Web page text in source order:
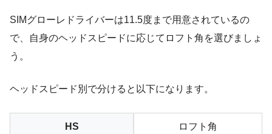
SIMグローレドライバーは11.5度まで用意されているの
で、自身のヘッドスピードに応じてロフト角を選びましょ
う。
ヘッドスピード別で分けると以下になります。
HS ロフト角